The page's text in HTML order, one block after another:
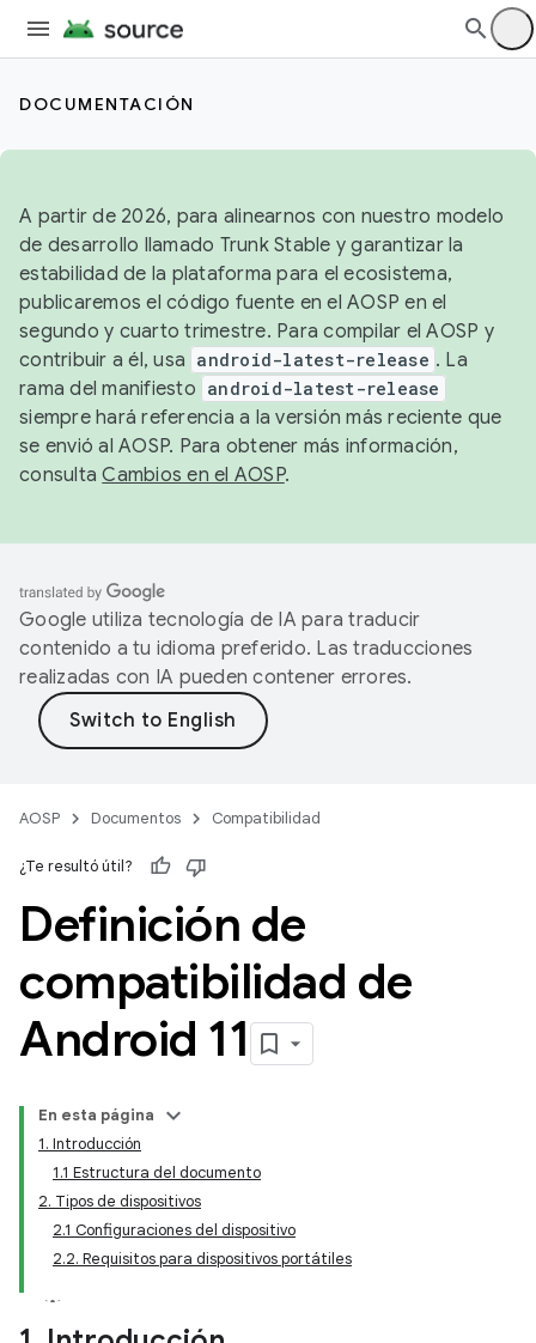
DOCUMENTACIÓN
A partir de 2026, para alinearnos con nuestro modelo
de desarrollo llamado Trunk Stable y garantizar la
estabilidad de la plataforma para el ecosistema,
publicaremos el código fuente en el AOSP en el
segundo y cuarto trimestre. Para compilar el AOSP y
contribuir a él, usa android-latest-release . La
rama del manifiesto android-latest-release
siempre hará referencia a la versión más reciente que
se envió al AOSP. Para obtener más información,
consultaCambios en el AOSP.
Google utiliza tecnología de IA para traducir
contenido a tu idioma preferido. Las traducciones
realizadas con IA pueden contener errores.
AOSP Documentos Compatibilidad
¿Te resultó útil?
Definición de
compatibilidad de
Android 11
En esta página
1. Introducción
1.1 Estructura del documento
2. Tipos de dispositivos
2.1 Configuraciones del dispositivo
2.2. Requisitos para dispositivos portátiles